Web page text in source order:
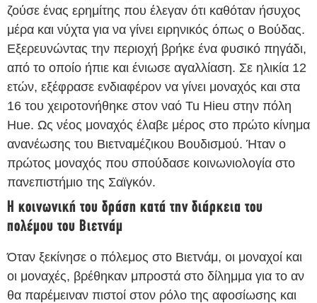
ζούσε ένας ερημίτης που έλεγαν ότι καθόταν ήσυχος
μέρα και νύχτα για να γίνει ειρηνικός όπως ο Βούδας.
Εξερευνώντας την περιοχή βρήκε ένα φυσικό πηγάδι,
από το οποίο ήπιε και ένιωσε αγαλλίαση. Σε ηλικία 12
ετών, εξέφρασε ενδιαφέρον να γίνει μοναχός και στα
16 του χειροτονήθηκε στον ναό Tu Hieu στην πόλη
Hue. Ως νέος μοναχός έλαβε μέρος στο πρώτο κίνημα
ανανέωσης του Βιετναμέζικου Βουδισμού. Ήταν ο
πρώτος μοναχός που σπούδασε κοινωνιολογία στο
πανεπιστήμιο της Σαϊγκόν.
Η κοινωνική του δράση κατά την διάρκεια του
πολέμου του Βιετνάμ
Όταν ξεκίνησε ο πόλεμος στο Βιετνάμ, οι μοναχοί και
οι μοναχές, βρέθηκαν μπροστά στο δίλημμα για το αν
θα παρέμειναν πιστοί στον ρόλο της αφοσίωσης και